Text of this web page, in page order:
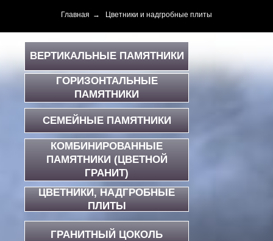
Главная → Цветники и надгробные плиты
КОМБИНИРОВАННЫЕ
ПАМЯТНИКИ (ЦВЕТНОЙ
ГРАНИТ)
ЦВЕТНИКИ, НАДГРОБНЫЕ
ПЛИТЫ
ГРАНИТНЫЙ ЦОКОЛЬ
СЕМЕЙНЫЕ ПАМЯТНИКИ
ГОРИЗОНТАЛЬНЫЕ
ПАМЯТНИКИ
ВЕРТИКАЛЬНЫЕ ПАМЯТНИКИ